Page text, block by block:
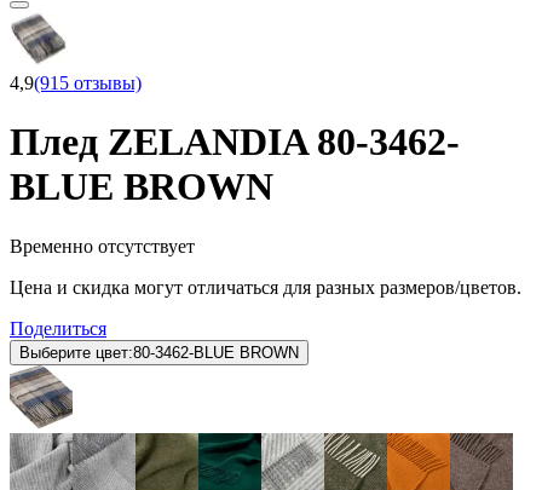
4,9(915 отзывы)
Плед ZELANDIA 80-3462-
BLUE BROWN
Временно отсутствует
Цена и скидка могут отличаться для разных размеров/цветов.
Поделиться
Выберите цвет:80-3462-BLUE BROWN